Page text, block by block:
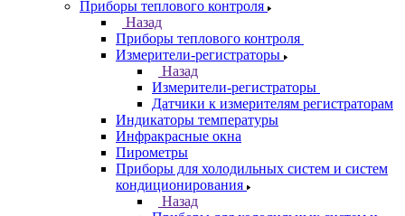
Приборы теплового контроля
Назад
Приборы теплового контроля
Измерители-регистраторы
Назад
Измерители-регистраторы
Датчики к измерителям регистраторам
Индикаторы температуры
Инфракрасные окна
Пирометры
Приборы для холодильных систем и систем
кондиционирования
Назад